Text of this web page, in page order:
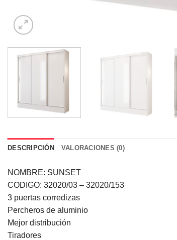
DESCRIPCIÓN VALORACIONES (0)
NOMBRE: SUNSET
CODIGO: 32020/03 – 32020/153
3 puertas corredizas
Percheros de aluminio
Mejor distribución
Tiradores